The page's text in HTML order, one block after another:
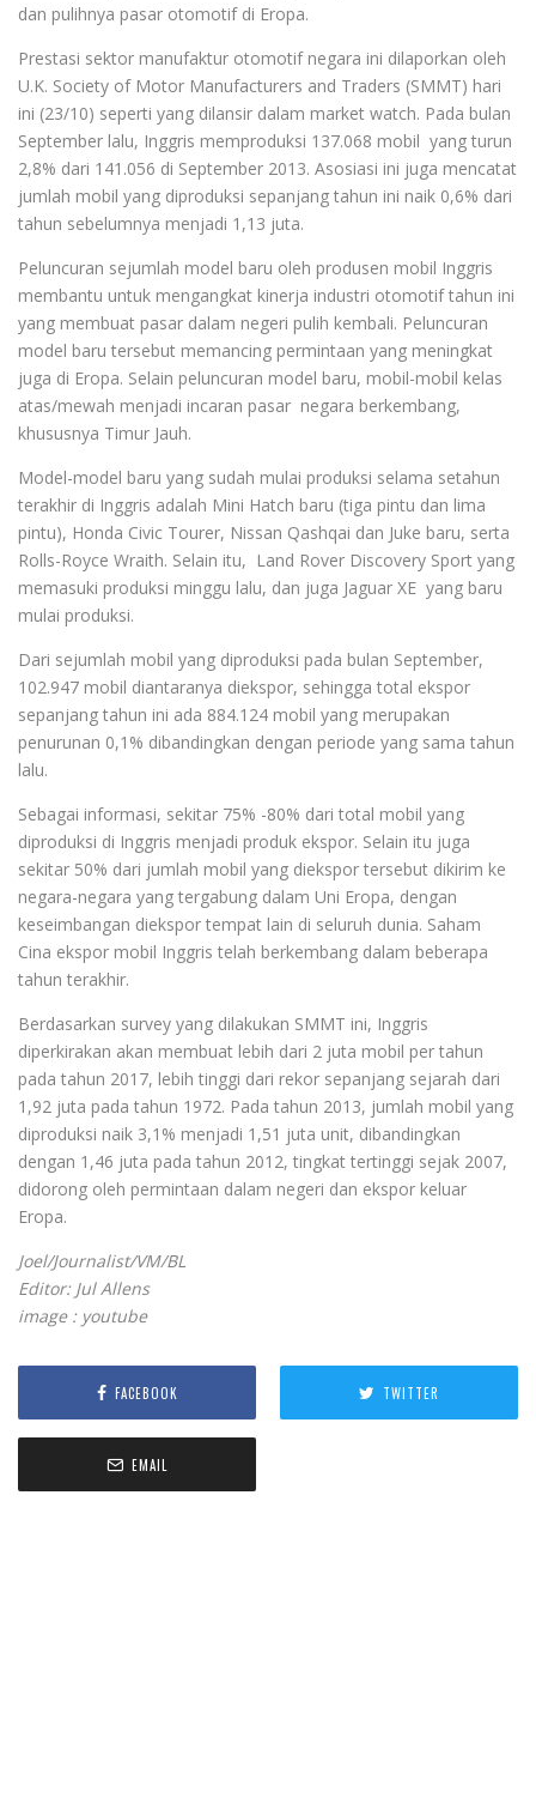
dan pulihnya pasar otomotif di Eropa.
Prestasi sektor manufaktur otomotif negara ini dilaporkan oleh
U.K. Society of Motor Manufacturers and Traders (SMMT) hari
ini (23/10) seperti yang dilansir dalam market watch. Pada bulan
September lalu, Inggris memproduksi 137.068 mobil yang turun
2,8% dari 141.056 di September 2013. Asosiasi ini juga mencatat
jumlah mobil yang diproduksi sepanjang tahun ini naik 0,6% dari
tahun sebelumnya menjadi 1,13 juta.
Peluncuran sejumlah model baru oleh produsen mobil Inggris
membantu untuk mengangkat kinerja industri otomotif tahun ini
yang membuat pasar dalam negeri pulih kembali. Peluncuran
model baru tersebut memancing permintaan yang meningkat
juga di Eropa. Selain peluncuran model baru, mobil-mobil kelas
atas/mewah menjadi incaran pasar negara berkembang,
khususnya Timur Jauh.
Model-model baru yang sudah mulai produksi selama setahun
terakhir di Inggris adalah Mini Hatch baru (tiga pintu dan lima
pintu), Honda Civic Tourer, Nissan Qashqai dan Juke baru, serta
Rolls-Royce Wraith. Selain itu, Land Rover Discovery Sport yang
memasuki produksi minggu lalu, dan juga Jaguar XE yang baru
mulai produksi.
Dari sejumlah mobil yang diproduksi pada bulan September,
102.947 mobil diantaranya diekspor, sehingga total ekspor
sepanjang tahun ini ada 884.124 mobil yang merupakan
penurunan 0,1% dibandingkan dengan periode yang sama tahun
lalu.
Sebagai informasi, sekitar 75% -80% dari total mobil yang
diproduksi di Inggris menjadi produk ekspor. Selain itu juga
sekitar 50% dari jumlah mobil yang diekspor tersebut dikirim ke
negara-negara yang tergabung dalam Uni Eropa, dengan
keseimbangan diekspor tempat lain di seluruh dunia. Saham
Cina ekspor mobil Inggris telah berkembang dalam beberapa
tahun terakhir.
Berdasarkan survey yang dilakukan SMMT ini, Inggris
diperkirakan akan membuat lebih dari 2 juta mobil per tahun
pada tahun 2017, lebih tinggi dari rekor sepanjang sejarah dari
1,92 juta pada tahun 1972. Pada tahun 2013, jumlah mobil yang
diproduksi naik 3,1% menjadi 1,51 juta unit, dibandingkan
dengan 1,46 juta pada tahun 2012, tingkat tertinggi sejak 2007,
didorong oleh permintaan dalam negeri dan ekspor keluar
Eropa.
Joel/Journalist/VM/BL
Editor: Jul Allens
image : youtube
FACEBOOK TWITTER
EMAIL